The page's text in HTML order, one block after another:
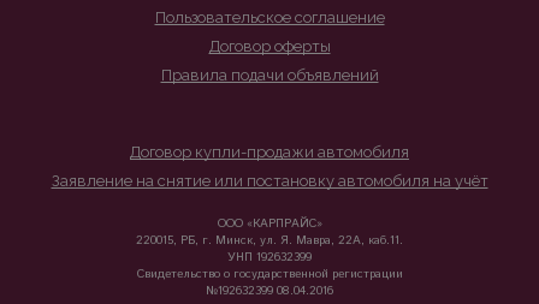
Пользовательское соглашение
Договор оферты
Правила подачи объявлений
Договор купли-продажи автомобиля
Заявление на снятие или постановку автомобиля на учёт
ООО «КАРПРАЙС»
220015, РБ, г. Минск, ул. Я. Мавра, 22А, каб.11.
УНП 192632399
Свидетельство о государственной регистрации
№192632399 08.04.2016